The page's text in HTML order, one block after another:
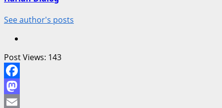
See author's posts
Post Views: 143
Facebook
Mastodon